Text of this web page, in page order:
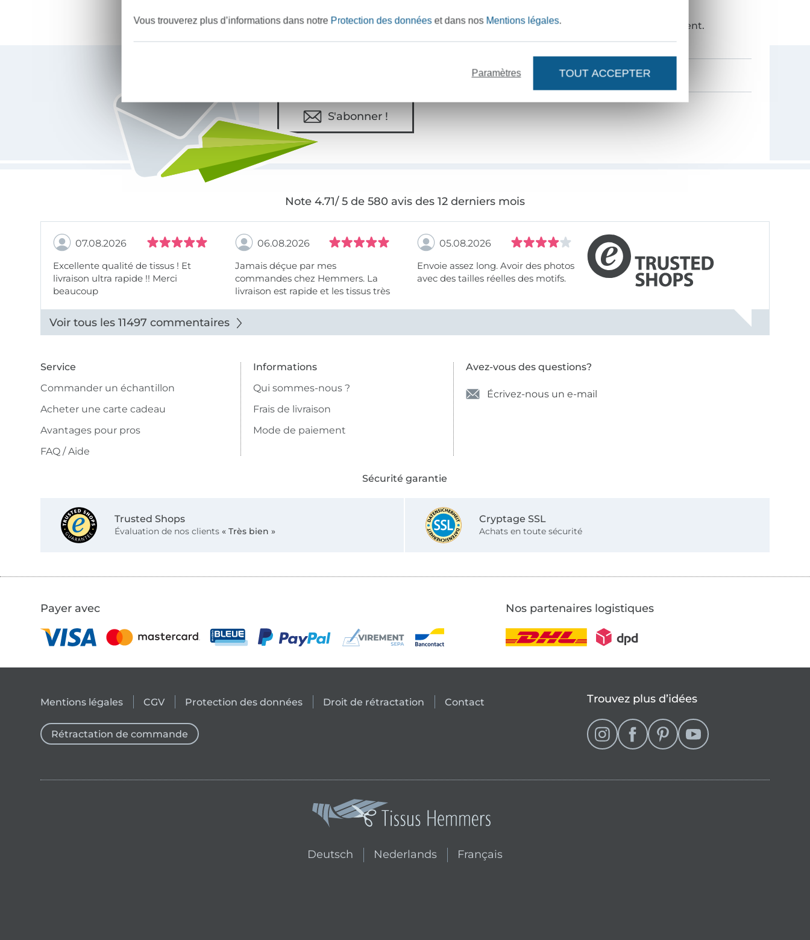
Soyez toujours informé(e) & recevez uncode promo de 10% en guise de remerciement.
S'abonner !
Note 4.71/ 5 de 580 avis des 12 derniers mois
07.08.2026
Excellente qualité de tissus ! Et
livraison ultra rapide !! Merci
beaucoup
06.08.2026
Jamais déçue par mes
commandes chez Hemmers. La
livraison est rapide et les tissus très
05.08.2026
Envoie assez long. Avoir des photos
avec des tailles réelles des motifs.
Voir tous les 11497 commentaires
Service
Commander un échantillon
Acheter une carte cadeau
Avantages pour pros
FAQ / Aide
Informations
Qui sommes-nous ?
Frais de livraison
Mode de paiement
Avez-vous des questions?
Écrivez-nous un e-mail
Sécurité garantie
Trusted Shops
Évaluation de nos clients « Très bien »
Cryptage SSL
Achats en toute sécurité
Payer avec Nos partenaires logistiques
Mentions légales CGV Protection des données Droit de rétractation Contact
Rétractation de commande
Trouvez plus d’idées
Deutsch Nederlands
Passer à la boutique néerlandaise
Français
Passer à la boutique française (actuellement sélectionné)
Vous trouverez plus d’informations dans notre Protection des donnéeset dans nos Mentions légales.
Paramètres TOUT ACCEPTER